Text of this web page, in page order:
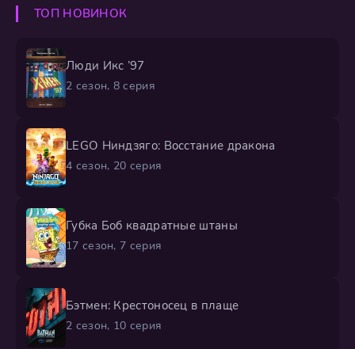
ТОП НОВИНОК
Люди Икс ’97
2 сезон, 8 серия
LEGO Ниндзяго: Восстание дракона
4 сезон, 20 серия
Губка Боб квадратные штаны
17 сезон, 7 серия
Бэтмен: Крестоносец в плаще
2 сезон, 10 серия